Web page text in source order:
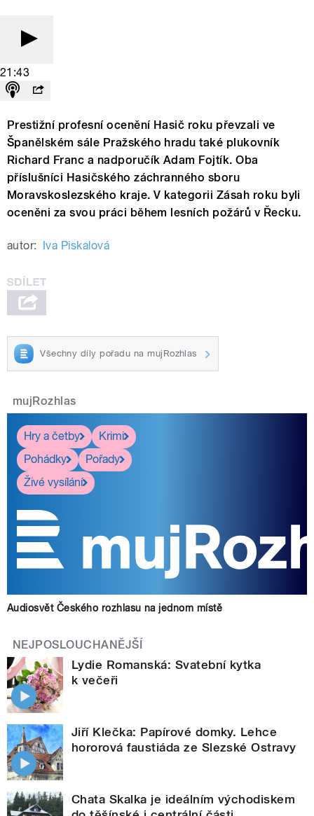
21:43
Prestižní profesní ocenění Hasič roku převzali ve
Španělském sále Pražského hradu také plukovník
Richard Franc a nadporučík Adam Fojtík. Oba
příslušníci Hasičského záchranného sboru
Moravskoslezského kraje. V kategorii Zásah roku byli
oceněni za svou práci během lesních požárů v Řecku.
autor: Iva Piskalová
Všechny díly pořadu na mujRozhlas
mujRozhlas
Hry a četby
Krimi
Pohádky
Pořady
Živé vysílání
Audiosvět Českého rozhlasu na jednom místě
NEJPOSLOUCHANĚJŠÍ
Lydie Romanská: Svatební kytka
k večeři
Jiří Klečka: Papírové domky. Lehce
hororová faustiáda ze Slezské Ostravy
Chata Skalka je ideálním východiskem